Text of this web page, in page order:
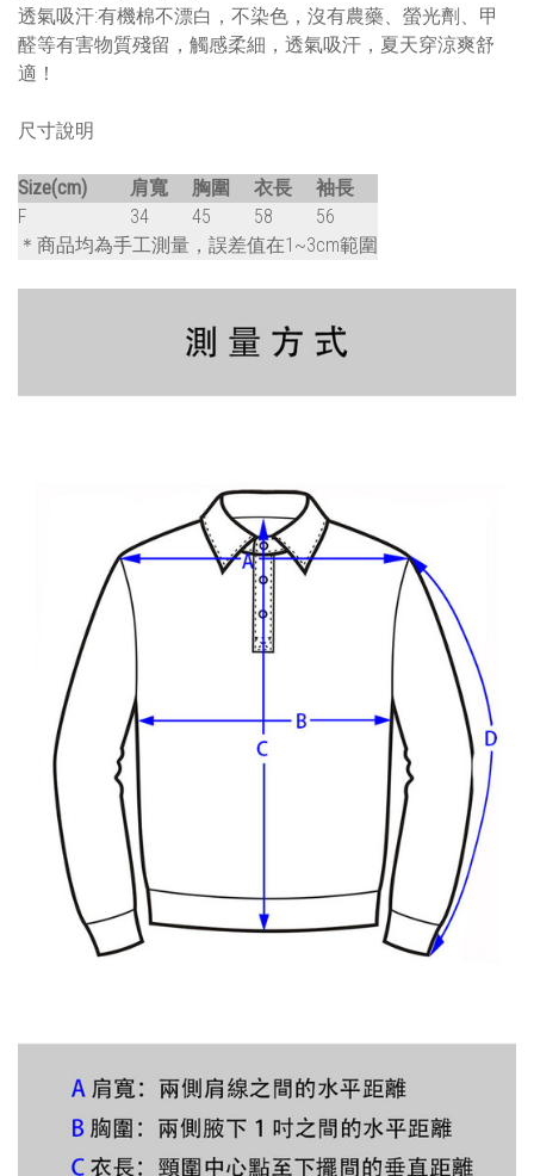
透氣吸汗:有機棉不漂白，不染色，沒有農藥、螢光劑、甲
醛等有害物質殘留，觸感柔細，透氣吸汗，夏天穿涼爽舒
適！
尺寸說明
Size(cm) 肩寬 胸圍 衣長
袖長
F
34 45 58
56
＊商品均為手工測量，誤差值在1~3cm範圍